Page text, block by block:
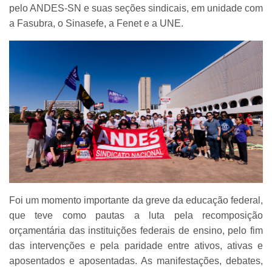
pelo ANDES-SN e suas seções sindicais, em unidade com
a Fasubra, o Sinasefe, a Fenet e a UNE.
Foi um momento importante da greve da educação federal,
que teve como pautas a luta pela recomposição
orçamentária das instituições federais de ensino, pelo fim
das intervenções e pela paridade entre ativos, ativas e
aposentados e aposentadas. As manifestações, debates,